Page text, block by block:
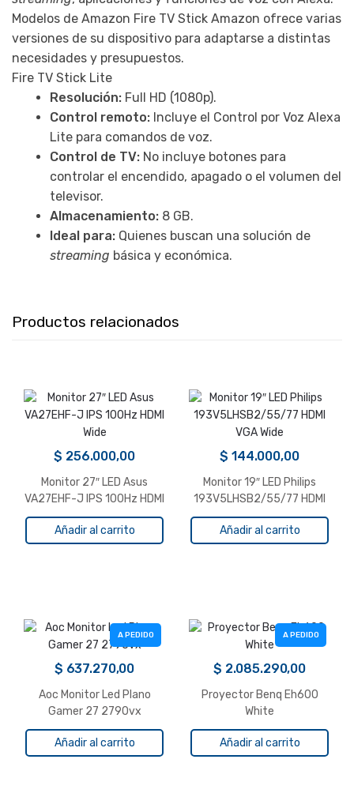
Modelos de Amazon Fire TV Stick Amazon ofrece varias
versiones de su dispositivo para adaptarse a distintas
necesidades y presupuestos.
Fire TV Stick Lite
Resolución: Full HD (1080p).
Control remoto: Incluye el Control por Voz Alexa
Lite para comandos de voz.
Control de TV: No incluye botones para
controlar el encendido, apagado o el volumen del
televisor.
Almacenamiento: 8 GB.
Ideal para: Quienes buscan una solución de
streaming básica y económica.
Productos relacionados
$ 256.000,00
Monitor 27″ LED Asus
VA27EHF-J IPS 100Hz HDMI
Wide
Añadir al carrito
$ 144.000,00
Monitor 19″ LED Philips
193V5LHSB2/55/77 HDMI
VGA Wide
Añadir al carrito
A PEDIDO
$ 637.270,00
Aoc Monitor Led Plano
Gamer 27 2790vx
Añadir al carrito
A PEDIDO
$ 2.085.290,00
Proyector Benq Eh600
White
Añadir al carrito